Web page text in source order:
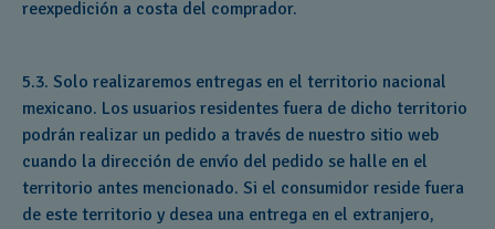
reexpedición a costa del comprador.
5.3. Solo realizaremos entregas en el territorio nacional
mexicano. Los usuarios residentes fuera de dicho territorio
podrán realizar un pedido a través de nuestro sitio web
cuando la dirección de envío del pedido se halle en el
territorio antes mencionado. Si el consumidor reside fuera
de este territorio y desea una entrega en el extranjero,